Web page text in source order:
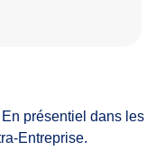
présentiel dans les
Entreprise.